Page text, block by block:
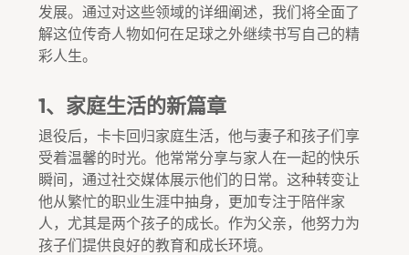
发展。通过对这些领域的详细阐述，我们将全面了
解这位传奇人物如何在足球之外继续书写自己的精
彩人生。
1、家庭生活的新篇章
退役后，卡卡回归家庭生活，他与妻子和孩子们享
受着温馨的时光。他常常分享与家人在一起的快乐
瞬间，通过社交媒体展示他们的日常。这种转变让
他从繁忙的职业生涯中抽身，更加专注于陪伴家
人，尤其是两个孩子的成长。作为父亲，他努力为
孩子们提供良好的教育和成长环境。